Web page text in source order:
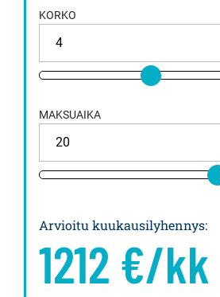
KORKO
MAKSUAIKA
Arvioitu kuukausilyhennys:
1212 €/kk